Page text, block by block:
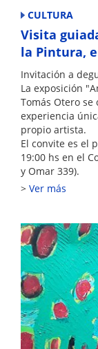
CULTURA
Visita
la Pintura,
Invitación a
La exposición
Tomás Otero
experiencia
propio artista.
El convite es el
19:00 hs en el
y Omar 339).
Ver más